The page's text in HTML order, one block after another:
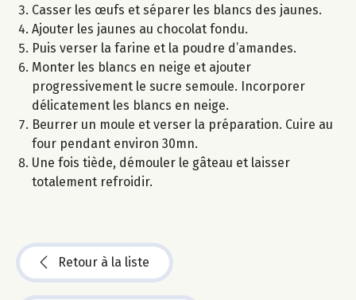
Casser les œufs et séparer les blancs des jaunes.
Ajouter les jaunes au chocolat fondu.
Puis verser la farine et la poudre d’amandes.
Monter les blancs en neige et ajouter
progressivement le sucre semoule. Incorporer
délicatement les blancs en neige.
Beurrer un moule et verser la préparation. Cuire au
four pendant environ 30mn.
Une fois tiède, démouler le gâteau et laisser
totalement refroidir.
Retour à la liste